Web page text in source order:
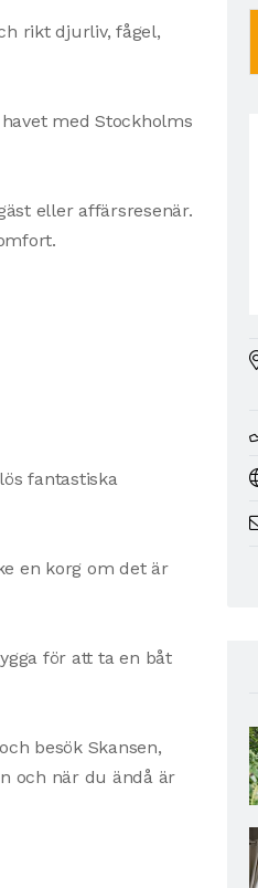
rikt djurliv, fågel,
med Stockholms
eller affärsresenär.
fantastiska
en korg om det är
för att ta en båt
besök Skansen,
och när du ändå är